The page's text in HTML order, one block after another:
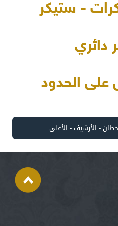
- ستيكر
دائري
الحدود
- الأرشيف- الأعلى